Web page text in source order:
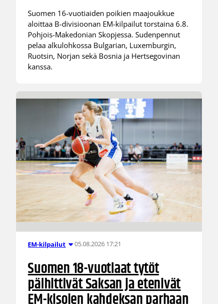
Suomen 16-vuotiaiden poikien maajoukkue
aloittaa B-divisioonan EM-kilpailut torstaina 6.8.
Pohjois-Makedonian Skopjessa. Sudenpennut
pelaa alkulohkossa Bulgarian, Luxemburgin,
Ruotsin, Norjan sekä Bosnia ja Hertsegovinan
kanssa.
EM-kilpailut 05.08.2026 17:21
Suomen 18-vuotiaat tytöt
päihittivät Saksan ja etenivät